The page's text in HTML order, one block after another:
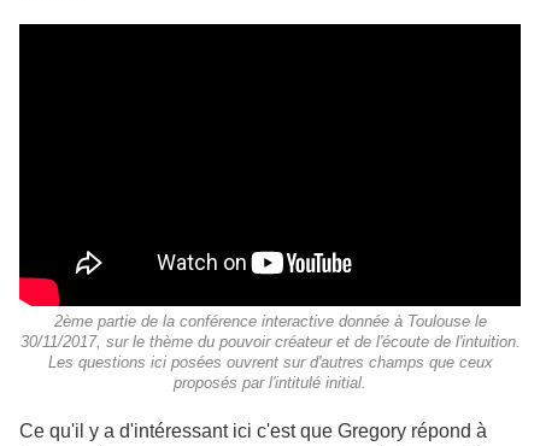
2ème partie de la conférence interactive donnée à Toulouse le
30/11/2017, sur le thème du pouvoir créateur et de l'écoute de l'intuition.
Les questions ici posées ouvrent sur d'autres champs que ceux
proposés par l'intitulé initial.
Ce qu'il y a d'intéressant ici c'est que Gregory répond à